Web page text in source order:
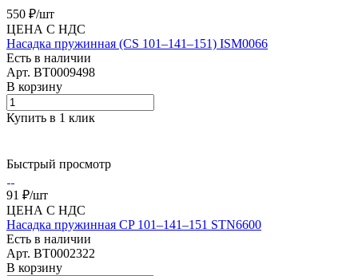
550 ₽/шт
ЦЕНА С НДС
Насадка пружинная (CS 101–141–151) ISM0066
Есть в наличии
Арт. BT0009498
В корзину
Купить в 1 клик
Быстрый просмотр
91 ₽/шт
ЦЕНА С НДС
Насадка пружинная CP 101–141–151 STN6600
Есть в наличии
Арт. BT0002322
В корзину